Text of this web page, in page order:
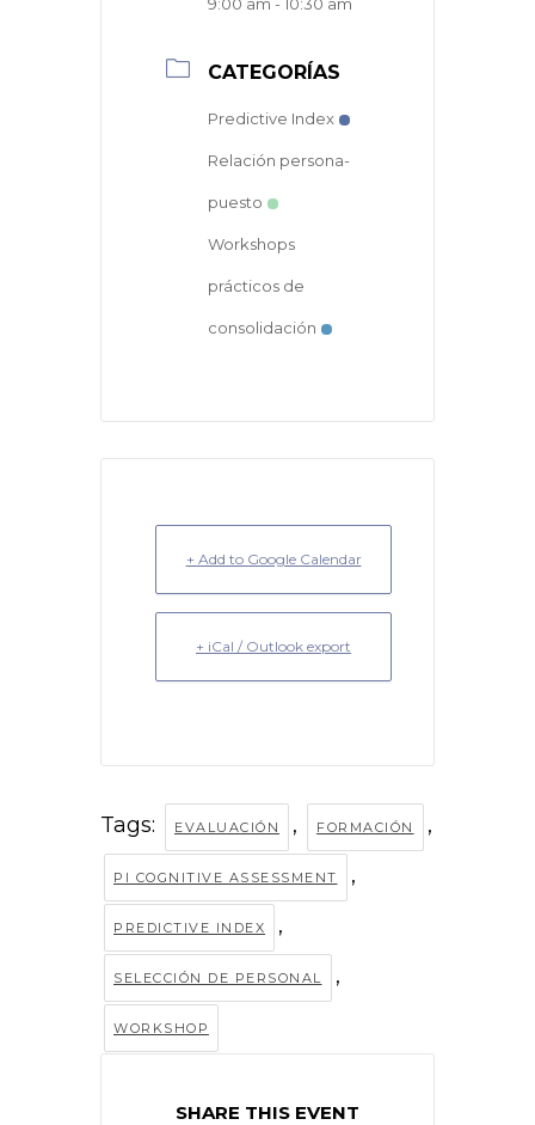
CATEGORÍAS
Predictive Index
Relación persona-
puesto
Workshops
prácticos de
consolidación
+ Add to Google Calendar
+ iCal / Outlook export
Tags: EVALUACIÓN , FORMACIÓN ,
PI COGNITIVE ASSESSMENT ,
PREDICTIVE INDEX ,
SELECCIÓN DE PERSONAL ,
WORKSHOP
SHARE THIS EVENT